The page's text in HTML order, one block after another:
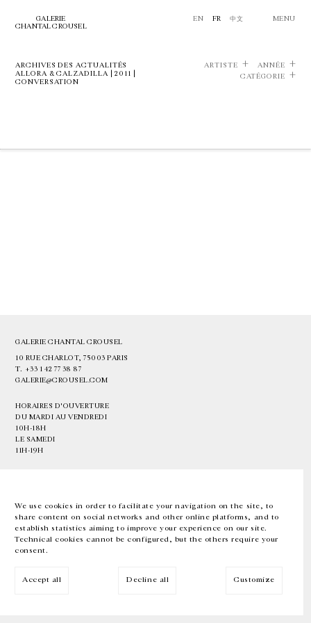
We use cookies in order to facilitate your navigation on the site, to
share content on social networks and other online platforms, and to
establish statistics aiming to improve your experience on our site.
Technical cookies cannot be configured, but the others require your
consent.
Accept all Decline all Customize
GALERIE
CHANTAL CROUSEL
EN FR 中文 MENU
ARCHIVES DES ACTUALITÉS
ALLORA & CALZADILLA | 2011 |
CONVERSATION
ARTISTE
ANNÉE
CATÉGORIE
GALERIE CHANTAL CROUSEL
10 RUE CHARLOT, 75003 PARIS
T. +33 1 42 77 38 87
GALERIE@CROUSEL.COM
HORAIRES D'OUVERTURE
DU MARDI AU VENDREDI
10H-18H
LE SAMEDI
11H-19H
EN FR 中文 Facebook Instagram
Inscrivez-vous à notre newsletter